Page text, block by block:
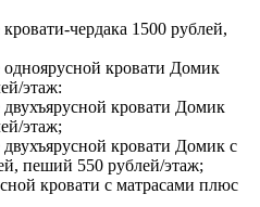
чердака 1500 рублей,
кровати Домик
этаж:
кровати Домик
этаж;
кровати Домик с
пеший 550 рублей/этаж;
кровати с матрасами плюс